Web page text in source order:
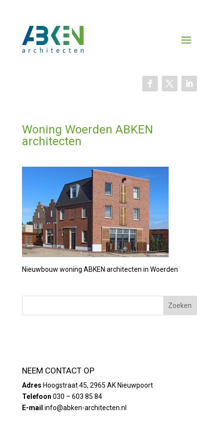
Woning Woerden ABKEN
architecten
Nieuwbouw woning ABKEN architecten in Woerden
NEEM CONTACT OP
Adres Hoogstraat 45, 2965 AK Nieuwpoort
Telefoon 030 – 603 85 84
E-mail info@abken-architecten.nl